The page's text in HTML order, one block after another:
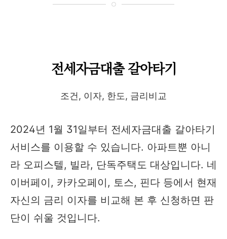
전세자금대출 갈아타기
조건, 이자, 한도, 금리비교
2024년 1월 31일부터 전세자금대출 갈아타기
서비스를 이용할 수 있습니다. 아파트뿐 아니
라 오피스텔, 빌라, 단독주택도 대상입니다. 네
이버페이, 카카오페이, 토스, 핀다 등에서 현재
자신의 금리 이자를 비교해 본 후 신청하면 판
단이 쉬울 것입니다.